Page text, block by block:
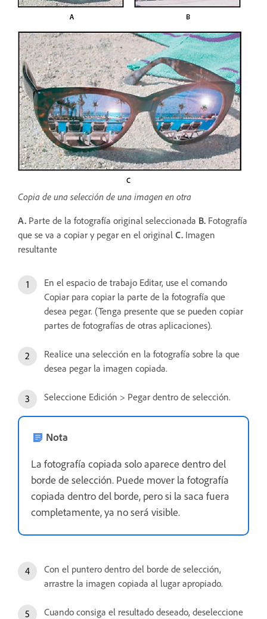
Copia de una selección de una imagen en otra
A. Parte de la fotografía original seleccionada B. Fotografía
que se va a copiar y pegar en el original C. Imagen
resultante
En el espacio de trabajo Editar, use el comando
Copiar para copiar la parte de la fotografía que
desea pegar. (Tenga presente que se pueden copiar
partes de fotografías de otras aplicaciones).
Realice una selección en la fotografía sobre la que
desea pegar la imagen copiada.
Seleccione Edición > Pegar dentro de selección.
Nota
La fotografía copiada solo aparece dentro del
borde de selección. Puede mover la fotografía
copiada dentro del borde, pero si la saca fuera
completamente, ya no será visible.
Con el puntero dentro del borde de selección,
arrastre la imagen copiada al lugar apropiado.
Cuando consiga el resultado deseado, deseleccione